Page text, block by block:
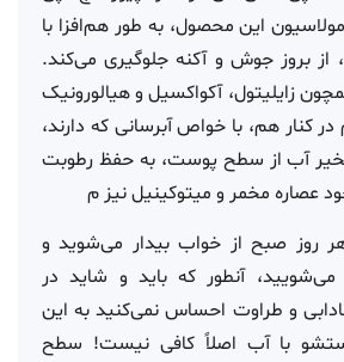
این محصول، به طور هم‌افزا با
بروز جوش و آکنه جلوگیری می‌کند.
زایلیتول، آکواکسیل و هیالورونیک
کنار هم، با خواص آبرسانی که دارند،
آب از سطح پوست، به حفظ رطوبت
عصاره مخمر و میتوکینیل نیز م
هر روز صبح از خواب بیدار می‌شوید و
آنطور که باید و شاید در
و طراوت احساس نمی‌کنید به این
با آب اصلاً کافی نیست! سطح